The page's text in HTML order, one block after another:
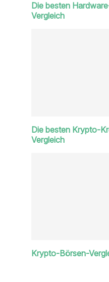
Die besten
Vergleich
Die besten Krypto-
Vergleich
Krypto-Börsen-